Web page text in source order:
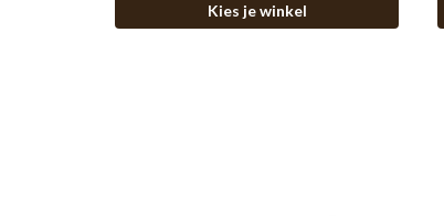
Kies je winkel